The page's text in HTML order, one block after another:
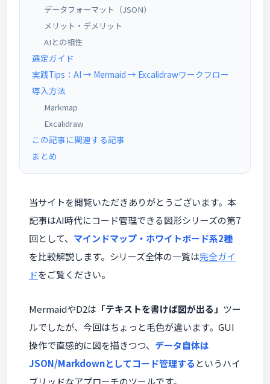
データフォーマット（JSON）
メリット・デメリット
AIとの相性
選定ガイド
実践Tips：AI → Mermaid → Excalidrawワークフロー
導入方法
Markmap
Excalidraw
この記事に関連する記事
まとめ
当サイトを閲覧いただきありがとうございます。本
記事はAI時代にコード管理できる図形シリーズの第7
回として、 マインドマップ・ホワイトボード系2種
を比較解説します。シリーズ全体の一覧は完全ガイ
ドをご覧ください。
MermaidやD2は 「テキストを書けば図が出る」 ツー
ルでしたが、今回はちょっと毛色が違います。GUI
操作で直感的に図を描きつつ、 データ自体は
JSON/Markdownとしてコード管理する というハイ
ブリッドなアプローチのツールです。